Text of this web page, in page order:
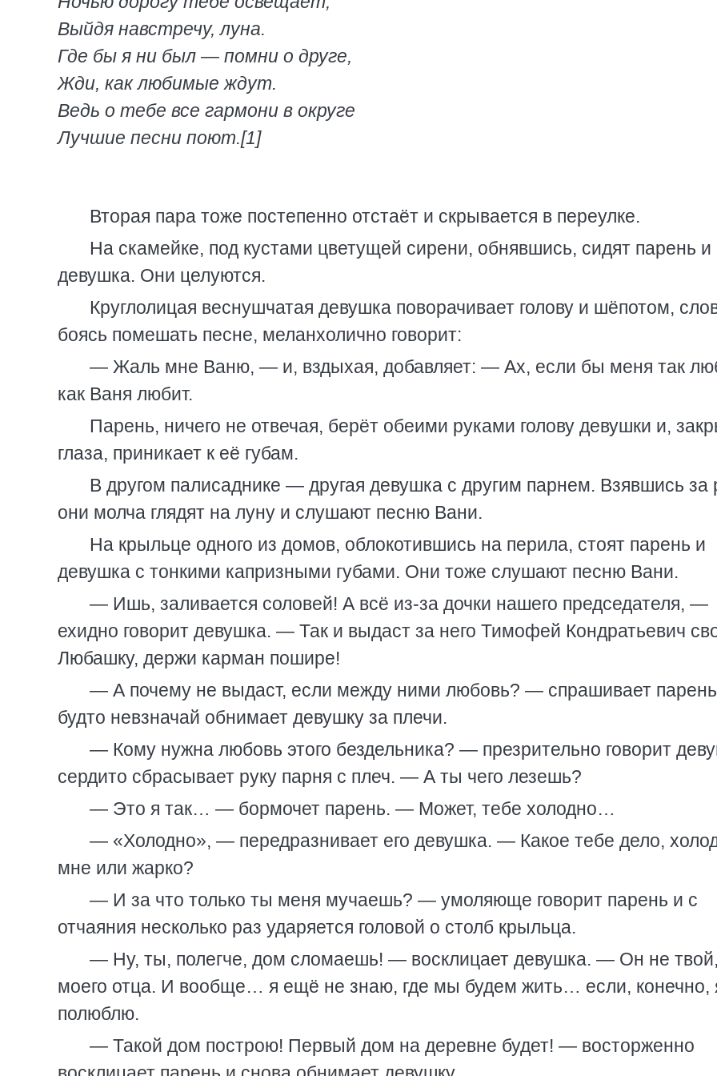
Выйдя навстречу, луна.
Где бы я ни был — помни о друге,
Жди, как любимые ждут.
Ведь о тебе все гармони в округе
Лучшие песни поют.[1]
Вторая пара тоже постепенно отстаёт и скрывается в переулке.
На скамейке, под кустами цветущей сирени, обнявшись, сидят парень и
девушка. Они целуются.
Круглолицая веснушчатая девушка поворачивает голову и шёпотом,
боясь помешать песне, меланхолично говорит:
— Жаль мне Ваню, — и, вздыхая, добавляет: — Ах, если бы меня так
как Ваня любит.
Парень, ничего не отвечая, берёт обеими руками голову девушки и,
глаза, приникает к её губам.
В другом палисаднике — другая девушка с другим парнем. Взявшись за
они молча глядят на луну и слушают песню Вани.
На крыльце одного из домов, облокотившись на перила, стоят парень и
девушка с тонкими капризными губами. Они тоже слушают песню Вани.
— Ишь, заливается соловей! А всё из-за дочки нашего председателя, —
ехидно говорит девушка. — Так и выдаст за него Тимофей Кондратьевич
Любашку, держи карман пошире!
— А почему не выдаст, если между ними любовь? — спрашивает
будто невзначай обнимает девушку за плечи.
— Кому нужна любовь этого бездельника? — презрительно говорит
сердито сбрасывает руку парня с плеч. — А ты чего лезешь?
— Это я так… — бормочет парень. — Может, тебе холодно…
— «Холодно», — передразнивает его девушка. — Какое тебе дело,
мне или жарко?
— И за что только ты меня мучаешь? — умоляюще говорит парень и с
отчаяния несколько раз ударяется головой о столб крыльца.
— Ну, ты, полегче, дом сломаешь! — восклицает девушка. — Он не
моего отца. И вообще… я ещё не знаю, где мы будем жить… если, конечно,
полюблю.
— Такой дом построю! Первый дом на деревне будет! — восторженно